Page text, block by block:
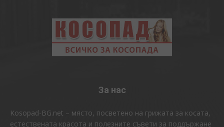
За нас
Kosopad-BG.net – място, посветено на грижата за косата,
естествената красота и полезните съвети за поддържане